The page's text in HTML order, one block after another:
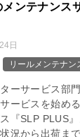
ンテナンス
日
リールメンテナン
ーサービス部
ービスを始め
『SLP PLUS
況から出荷ま